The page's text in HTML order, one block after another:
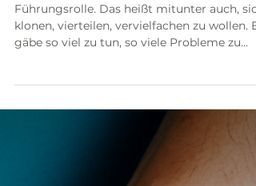
Totalausfall.
Führungsrolle. Das heißt mitunter auch,